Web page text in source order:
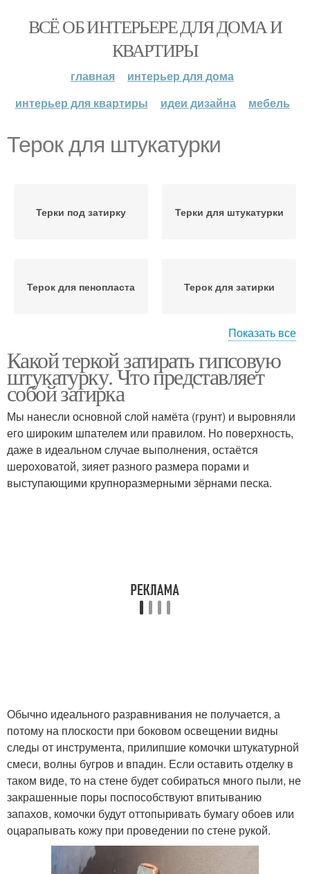
ВСЁ ОБ ИНТЕРЬЕРЕ ДЛЯ ДОМА И
КВАРТИРЫ
главная
интерьер для дома
интерьер для квартиры
идеи дизайна мебель
Терок для штукатурки
Терки под затирку Терки для штукатурки
Терок для пенопласта Терок для затирки
Терки от полутерки Машинная штукатурка
Гипсовая штукатурка Терок для шлифовки
Терок для фактурной
штукатурки
Терок для зачистки
Помощь при штукатурке
Показать все
Какой теркой затирать гипсовую
штукатурку. Что представляет
собой затирка
Мы нанесли основной слой намёта (грунт) и выровняли
его широким шпателем или правилом. Но поверхность,
даже в идеальном случае выполнения, остаётся
шероховатой, зияет разного размера порами и
выступающими крупноразмерными зёрнами песка.
Обычно идеального разравнивания не получается, а
потому на плоскости при боковом освещении видны
следы от инструмента, прилипшие комочки штукатурной
смеси, волны бугров и впадин. Если оставить отделку в
таком виде, то на стене будет собираться много пыли, не
закрашенные поры поспособствуют впитыванию
запахов, комочки будут оттопыривать бумагу обоев или
оцарапывать кожу при проведении по стене рукой.